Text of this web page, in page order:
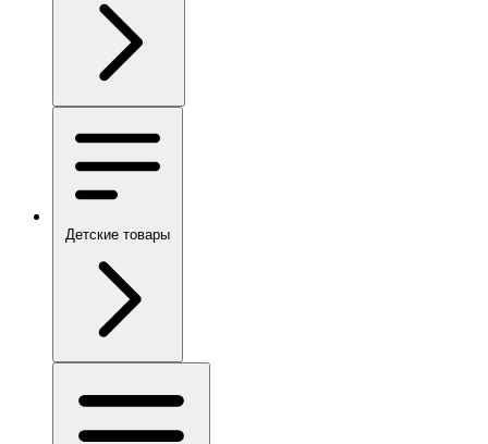
Детские товары